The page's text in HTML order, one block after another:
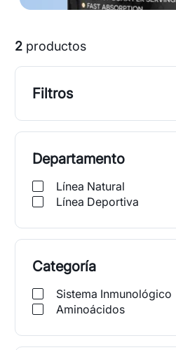
2 productos
Filtros
Departamento
Línea Natural
Línea Deportiva
Categoría
Sistema Inmunológico
Aminoácidos